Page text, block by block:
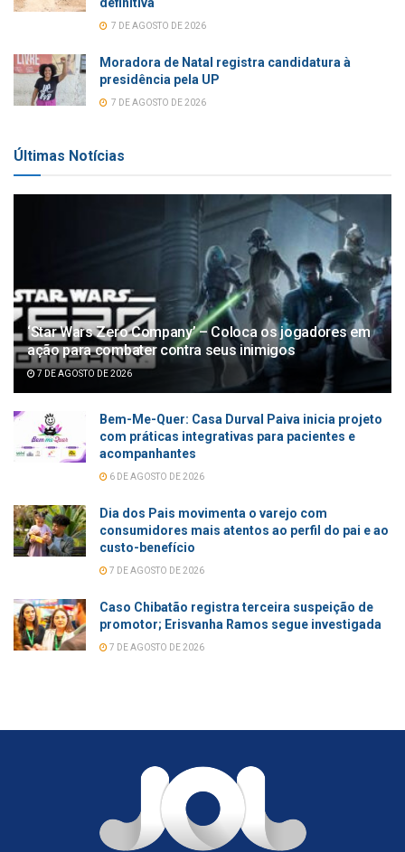
7 DE AGOSTO DE 2026
Moradora de Natal registra candidatura à
presidência pela UP
7 DE AGOSTO DE 2026
Últimas Notícias
‘Star Wars Zero Company’ – Coloca os jogadores em
ação para combater contra seus inimigos
7 DE AGOSTO DE 2026
Bem-Me-Quer: Casa Durval Paiva inicia projeto
com práticas integrativas para pacientes e
acompanhantes
6 DE AGOSTO DE 2026
Dia dos Pais movimenta o varejo com
consumidores mais atentos ao perfil do pai e ao
custo-benefício
7 DE AGOSTO DE 2026
Caso Chibatão registra terceira suspeição de
promotor; Erisvanha Ramos segue investigada
7 DE AGOSTO DE 2026